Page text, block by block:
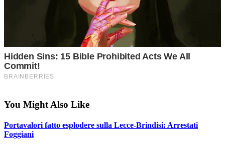
You Might Also Like
Portavalori fatto esplodere sulla Lecce-Brindisi: Arrestati
Foggiani